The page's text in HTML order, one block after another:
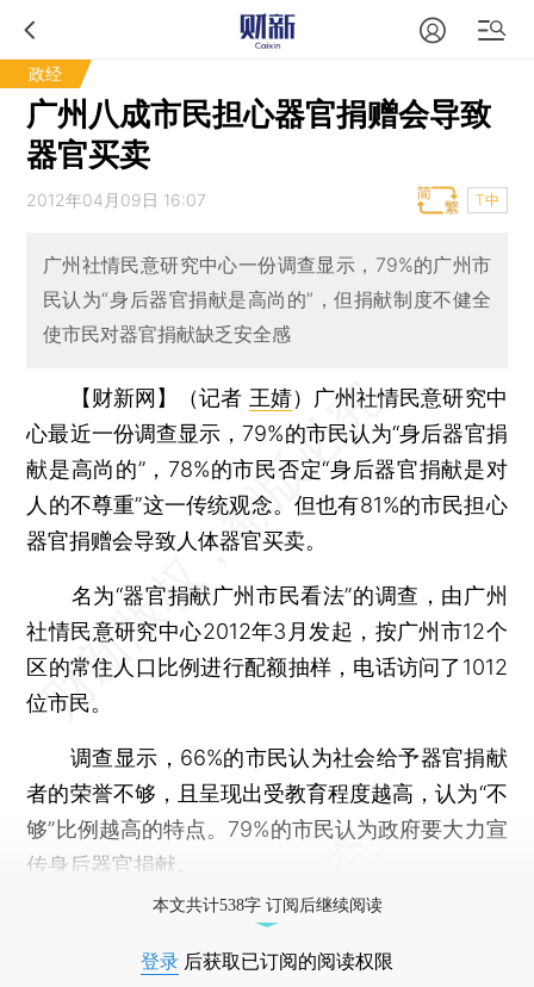
政经
广州八成市民担心器官捐赠会导致
器官买卖
2012年04月09日 16:07 T中
广州社情民意研究中心一份调查显示，79%的广州市
民认为“身后器官捐献是高尚的”，但捐献制度不健全
使市民对器官捐献缺乏安全感
【财新网】（记者 王婧）
广州社情民意研究中
心最近一份调查显示，79%的市民认为“身后器官捐
献是高尚的”，78%的市民否定“身后器官捐献是对
人的不尊重”这一传统观念。但也有81%的市民担心
器官捐赠会导致人体器官买卖。
名为“器官捐献广州市民看法”的调查，由广州
社情民意研究中心2012年3月发起，按广州市12个
区的常住人口比例进行配额抽样，电话访问了1012
位市民。
调查显示，66%的市民认为社会给予器官捐献
者的荣誉不够，且呈现出受教育程度越高，认为“不
够”比例越高的特点。79%的市民认为政府要大力宣
传身后器官捐献。
本文共计538字 订阅后继续阅读
登录 后获取已订阅的阅读权限